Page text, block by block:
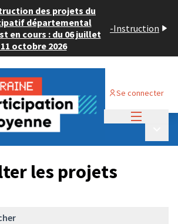
des projets du
départemental
en cours : du 06 juillet
11 octobre 2026
-Instruction
Se connecter
2024
déposés
les projets